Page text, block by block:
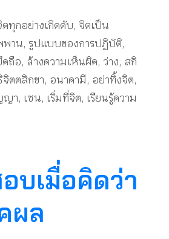
ตทุกอย่างเกิดดับ, จิตเป็น
พาน, รูปแบบของการปฏิบัติ,
ดถือ, ล้างความเห็นผิด, ว่าง, สกิ
จิตตสิกขา, อนาคามี, อย่าทิ้งจิต,
ญา, เซน, เริ่มที่จิต, เรียนรู้ความ
บเมื่อคิดว่า
ผล